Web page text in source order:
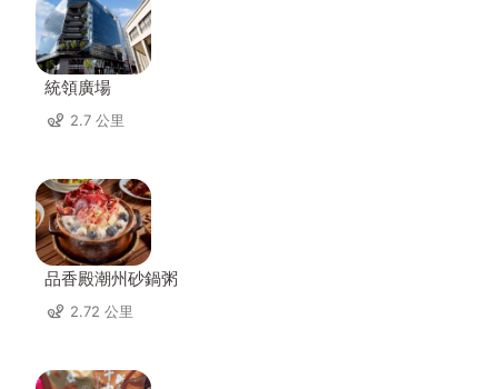
統領廣場
2.7 公里
品香殿潮州砂鍋粥
2.72 公里